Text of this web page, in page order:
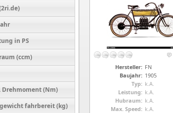
in PS
(ccm)
(km/h)
Drehmoment (Nm)
fahrbereit (kg)
Hersteller: FN
Baujahr: 1905
Typ: k.A.
Leistung: k.A.
Hubraum: k.A.
Max. Speed: k.A.